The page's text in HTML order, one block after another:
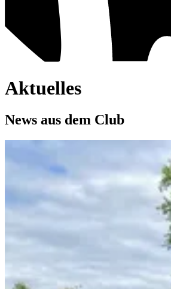
Aktuelles
News aus dem Club